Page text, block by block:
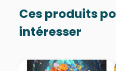
Ces produits
intéresser